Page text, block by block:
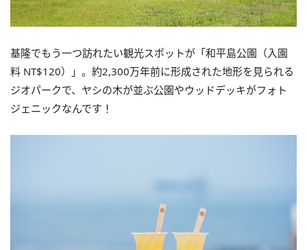
基隆でもう一つ訪れたい観光スポットが「和平島公園（入園
料 NT$120）」。約2,300万年前に形成された地形を見られる
ジオパークで、ヤシの木が並ぶ公園やウッドデッキがフォト
ジェニックなんです！